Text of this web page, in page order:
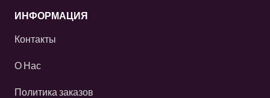
ИНФОРМАЦИЯ
Контакты
О Нас
Политика заказов